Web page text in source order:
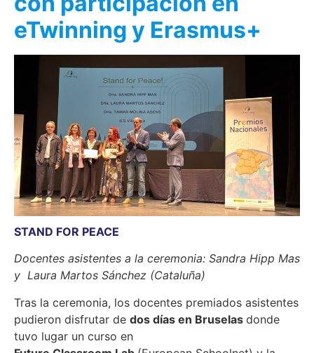
eTwinning y Erasmus+
STAND FOR PEACE
Docentes asistentes a la ceremonia: Sandra Hipp Mas
y Laura Martos Sánchez (Cataluña)
Tras la ceremonia, los docentes premiados asistentes
pudieron disfrutar de dos días en Bruselas donde
tuvo lugar un curso en